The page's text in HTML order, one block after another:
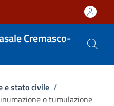
Cremasco-
e stato civile /
o tumulazione